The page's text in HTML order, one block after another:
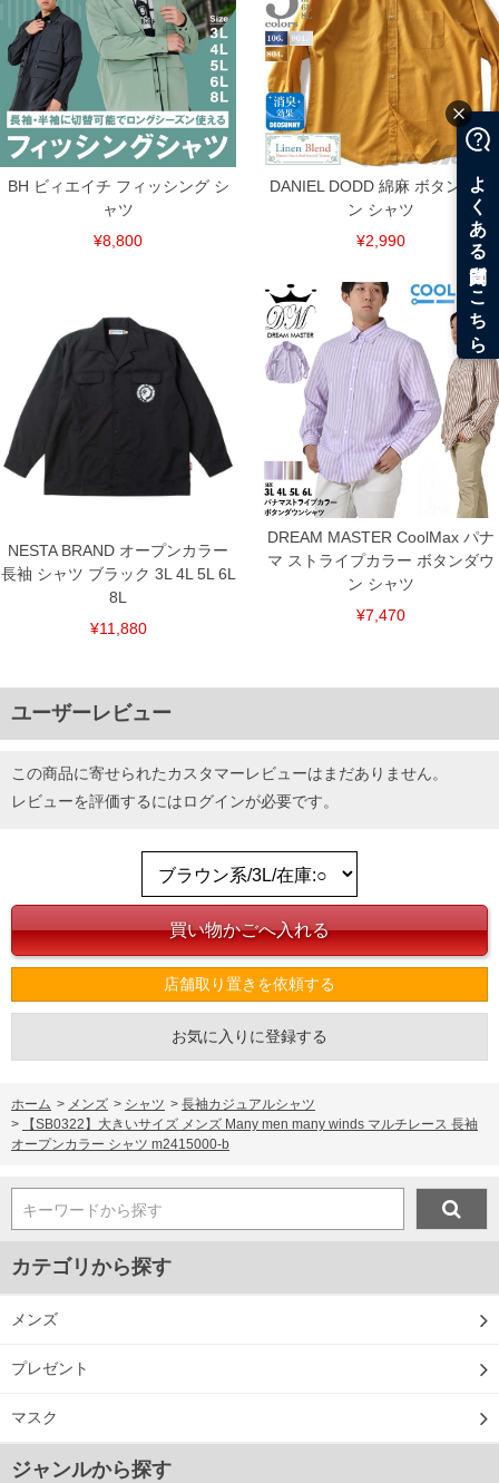
ITEM INTRODUCTION
BH ビィエイチ フィッシング シ
ャツ
¥8,800
DANIEL DODD 綿麻 ボタンダウ
ン シャツ
¥2,990
NESTA BRAND オープンカラー
長袖 シャツ ブラック 3L 4L 5L 6L
8L
¥11,880
DREAM MASTER CoolMax パナ
マ ストライプカラー ボタンダウ
ン シャツ
¥7,470
ユーザーレビュー
この商品に寄せられたカスタマーレビューはまだありません。
レビューを評価するにはログインが必要です。
店舗取り置きを依頼する
お気に入りに登録する
ホーム > メンズ > シャツ > 長袖カジュアルシャツ
>
【SB0322】大きいサイズ メンズ Many men many winds マルチレース 長袖
オープンカラー シャツ m2415000-b
キーワードから探す
カテゴリから探す
メンズ
プレゼント
マスク
ジャンルから探す